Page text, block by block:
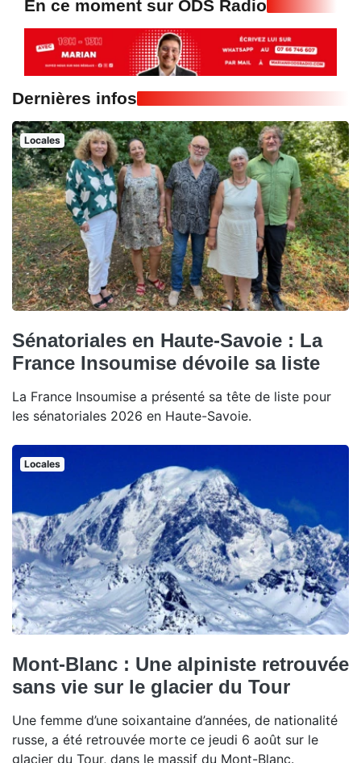
En ce moment sur ODS Radio
Dernières infos
Locales
Sénatoriales en Haute-Savoie : La
France Insoumise dévoile sa liste
La France Insoumise a présenté sa tête de liste pour
les sénatoriales 2026 en Haute-Savoie.
Locales
Mont-Blanc : Une alpiniste retrouvée
sans vie sur le glacier du Tour
Une femme d’une soixantaine d’années, de nationalité
russe, a été retrouvée morte ce jeudi 6 août sur le
glacier du Tour, dans le massif du Mont-Blanc.